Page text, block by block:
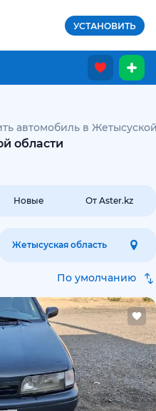
УСТАНОВИТЬ
автомобиль в
области
Новые От Aster.kz
Жетысуская область
По умолчанию